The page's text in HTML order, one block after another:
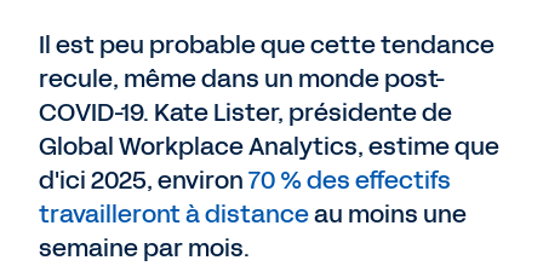
Il est peu probable que cette tendance
recule, même dans un monde post-
COVID-19. Kate Lister, présidente de
Global Workplace Analytics, estime que
d'ici 2025, environ70 % des effectifs
travailleront à distanceau moins une
semaine par mois.